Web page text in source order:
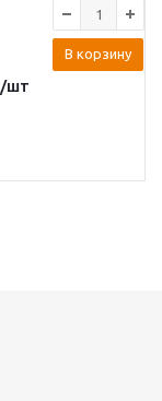
/шт
В корзину